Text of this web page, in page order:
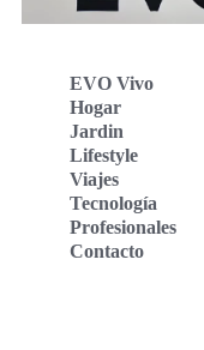
EVO Vivo
Hogar
Jardin
Lifestyle
Viajes
Tecnología
Profesionales
Contacto